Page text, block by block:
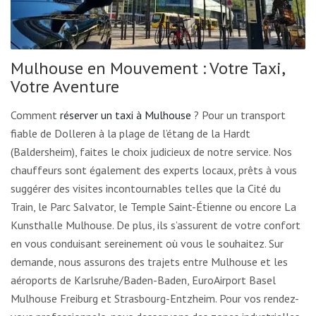
Mulhouse en Mouvement : Votre Taxi,
Votre Aventure
Comment réserver un taxi à Mulhouse ? Pour un transport
fiable de Dolleren à la plage de l’étang de la Hardt
(Baldersheim), faites le choix judicieux de notre service. Nos
chauffeurs sont également des experts locaux, prêts à vous
suggérer des visites incontournables telles que la Cité du
Train, le Parc Salvator, le Temple Saint-Étienne ou encore La
Kunsthalle Mulhouse. De plus, ils s’assurent de votre confort
en vous conduisant sereinement où vous le souhaitez. Sur
demande, nous assurons des trajets entre Mulhouse et les
aéroports de Karlsruhe/Baden-Baden, EuroAirport Basel
Mulhouse Freiburg et Strasbourg-Entzheim. Pour vos rendez-